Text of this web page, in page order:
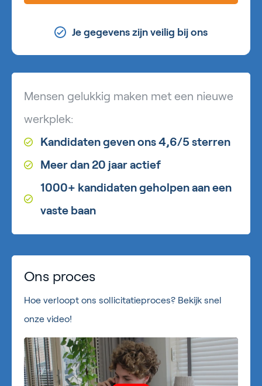
Je gegevens zijn veilig bij ons
Mensen gelukkig maken met een nieuwe
werkplek:
Kandidaten geven ons 4,6/5 sterren
Meer dan 20 jaar actief
1000+ kandidaten geholpen aan een
vaste baan
Ons proces
Hoe verloopt ons sollicitatieproces? Bekijk snel
onze video!